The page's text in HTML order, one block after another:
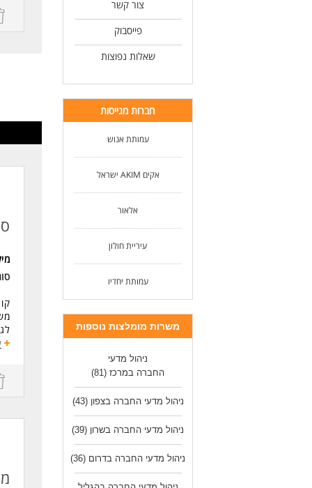
צור קשר
פייסבוק
שאלות נפוצות
חברות מגייסות
עמותת אנוש
אקים AKIM ישראל
אלאור
עיריית חולון
עמותת יחדיו
משרות מומלצות נוספות
ניהול מדעי
החברה במרכז (81)
ניהול מדעי החברה בצפון (43)
ניהול מדעי החברה בשרון (39)
ניהול מדעי החברה בדרום (36)